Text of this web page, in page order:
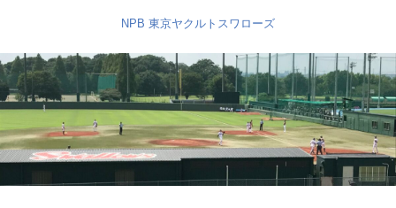
NPB 東京ヤクルトスワローズ